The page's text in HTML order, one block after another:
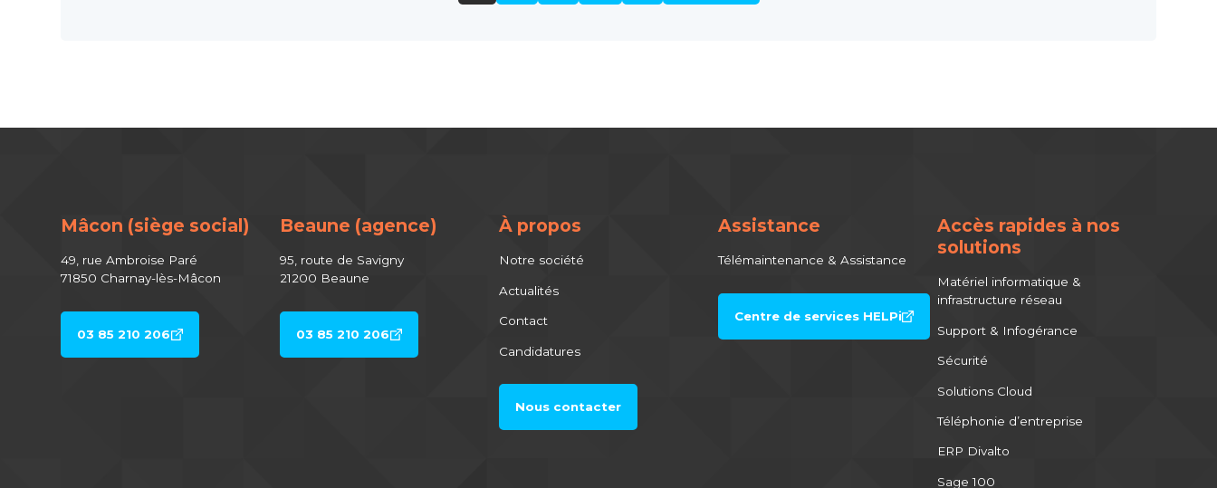
Mâcon (siège social)
49, rue Ambroise Paré
71850 Charnay-lès-Mâcon
03 85 210 206
Beaune (agence)
95, route de Savigny
21200 Beaune
03 85 210 206
À propos
Notre société
Actualités
Contact
Candidatures
Nous contacter
Assistance
Télémaintenance & Assistance
Centre de services HELPi
Accès rapides à nos
solutions
Matériel informatique &
infrastructure réseau
Support & Infogérance
Sécurité
Solutions Cloud
Téléphonie d’entreprise
ERP Divalto
Sage 100